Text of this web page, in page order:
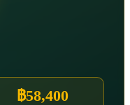
฿58,400